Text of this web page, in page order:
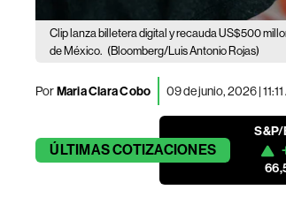
Clip lanza billetera digital y recauda US$500
de México. (Bloomberg/Luis Antonio Rojas)
PorMaria Clara Cobo 09 de junio, 2026 |
ÚLTIMASCOTIZACIONES
S&P/